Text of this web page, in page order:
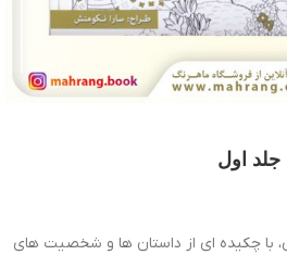
جلد اول
با چکیده ای از داستان ها و شخصیت های